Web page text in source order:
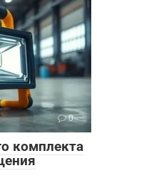
0
комплекта